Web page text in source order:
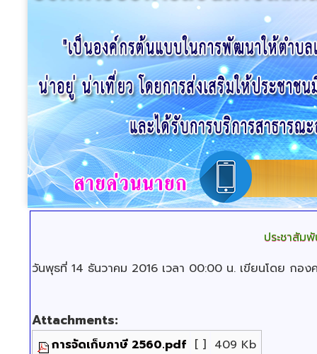
ประชาสัม
วันพุธที่ 14 ธันวาคม 2016 เวลา 00:00 น. เขียนโดย กอง
Attachments:
การจัดเก็บภาษี 2560.pdf [ ] 409 Kb